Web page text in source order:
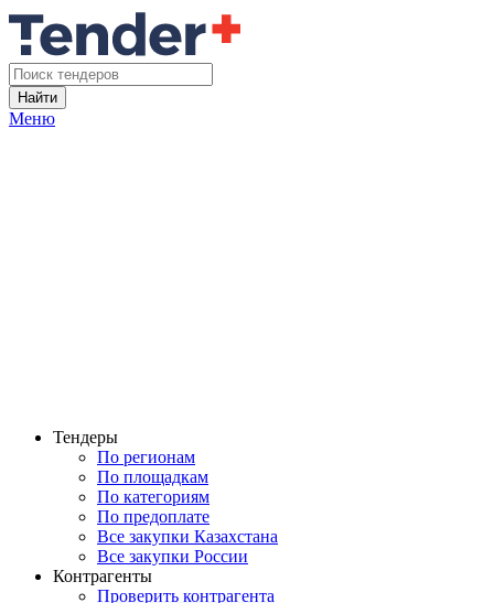
Найти
Меню
Тендеры
По регионам
По площадкам
По категориям
По предоплате
Все закупки Казахстана
Все закупки России
Контрагенты
Проверить контрагента